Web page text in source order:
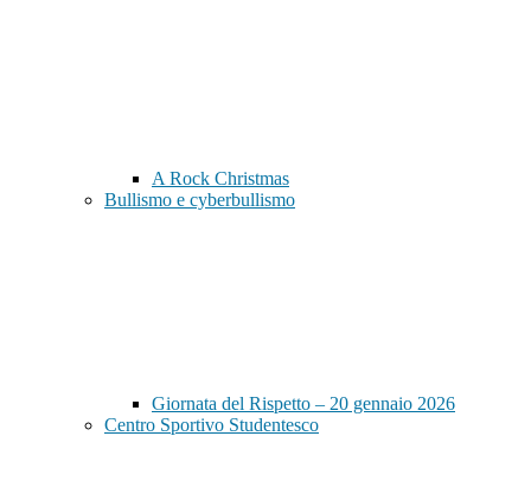
A Rock Christmas
Bullismo e cyberbullismo
Giornata del Rispetto – 20 gennaio 2026
Centro Sportivo Studentesco